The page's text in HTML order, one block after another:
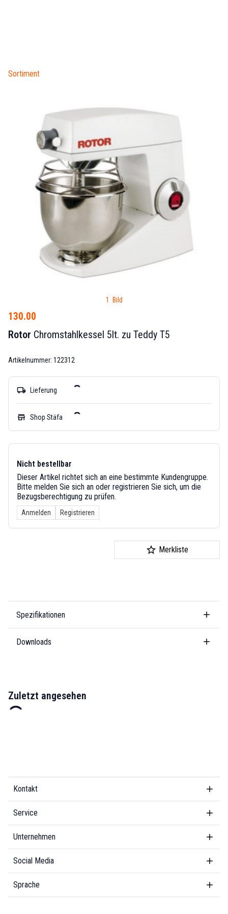
Sortiment
1 Bild
130.00
Rotor Chromstahlkessel 5lt. zu Teddy T5
Artikelnummer: 122312
local_shipping Lieferung
store Shop Stäfa
Nicht bestellbar
Dieser Artikel richtet sich an eine bestimmte Kundengruppe.
Bitte melden Sie sich an oder registrieren Sie sich, um die
Bezugsberechtigung zu prüfen.
Anmelden Registrieren
Merkliste
Spezifikationen
Downloads
Zuletzt angesehen
Kontakt
Service
Unternehmen
Social Media
Sprache